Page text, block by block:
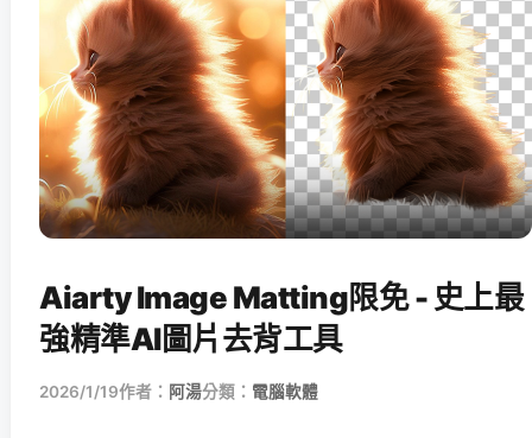
Aiarty Image Matting限免 - 史上最
強精準AI圖片去背工具
2026/1/19作者： 阿湯分類： 電腦軟體